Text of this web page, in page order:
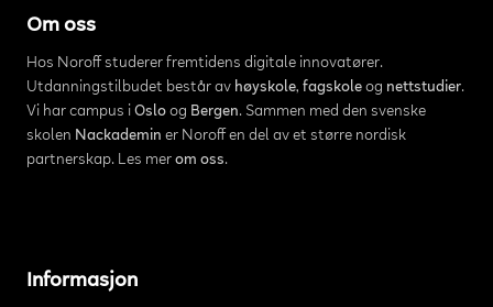
Om oss
Hos Noroff studerer fremtidens digitale innovatører.
Utdanningstilbudet består av høyskole, fagskoleog nettstudier.
Vi har campus i Osloog Bergen. Sammen med den svenske
skolen Nackademin er Noroff en del av et større nordisk
partnerskap. Les mer om oss.
Informasjon